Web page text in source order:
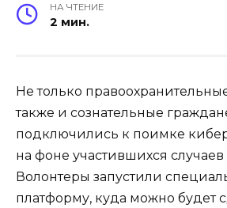
НА ЧТЕНИЕ
2 мин.
Не только
также и сознательные
подключились к поимке
на фоне участившихся
Волонтеры запустили
платформу, куда можно будет